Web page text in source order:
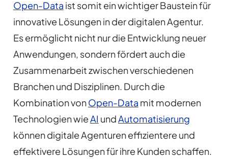
Open-Data ist somit ein wichtiger Baustein für
innovative Lösungen in der digitalen Agentur.
Es ermöglicht nicht nur die Entwicklung neuer
Anwendungen, sondern fördert auch die
Zusammenarbeit zwischen verschiedenen
Branchen und Disziplinen. Durch die
Kombination vonOpen-Data mit modernen
Technologien wieAI undAutomatisierung
können digitale Agenturen effizientere und
effektivere Lösungen für ihre Kunden schaffen.